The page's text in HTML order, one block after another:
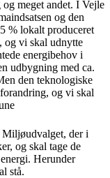
meget andet. I Vejle
og den
% lokalt produceret
og vi skal udnytte
energibehov i
udbygning med ca.
den teknologiske
og vi skal
der i
og skal tage de
Herunder
stå.